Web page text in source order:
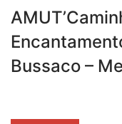
Bussaco –